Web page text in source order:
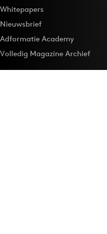
Whitepapers
Nieuwsbrief
Adformatie Academy
Volledig Magazine Archief